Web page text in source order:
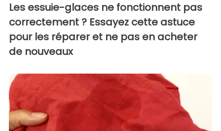
Les essuie-glaces ne fonctionnent pas
correctement ? Essayez cette astuce
pour les réparer et ne pas en acheter
de nouveaux